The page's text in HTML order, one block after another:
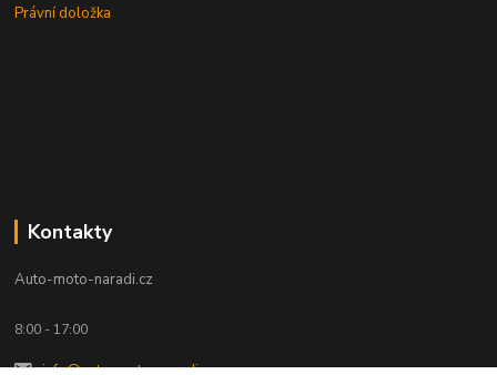
Právní doložka
Kontakty
Auto-moto-naradi.cz
8:00 - 17:00
info@auto-moto-naradi.cz